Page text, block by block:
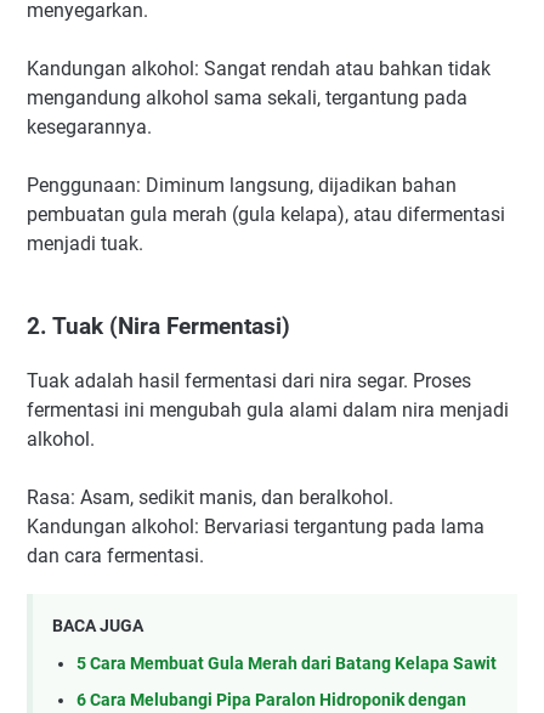
menyegarkan.
Kandungan alkohol: Sangat rendah atau bahkan tidak
mengandung alkohol sama sekali, tergantung pada
kesegarannya.
Penggunaan: Diminum langsung, dijadikan bahan
pembuatan gula merah (gula kelapa), atau difermentasi
menjadi tuak.
2. Tuak (Nira Fermentasi)
Tuak adalah hasil fermentasi dari nira segar. Proses
fermentasi ini mengubah gula alami dalam nira menjadi
alkohol.
Rasa: Asam, sedikit manis, dan beralkohol.
Kandungan alkohol: Bervariasi tergantung pada lama
dan cara fermentasi.
BACA JUGA
5 Cara Membuat Gula Merah dari Batang Kelapa Sawit
6 Cara Melubangi Pipa Paralon Hidroponik dengan